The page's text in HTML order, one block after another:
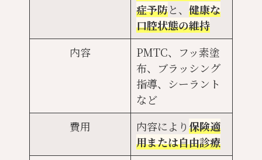
症予防と、 健康な
口腔状態の維持
内容
PMTC、フッ素塗
布、ブラッシング
指導、シーラント
など
費用
内容により保険適
用または自由診療